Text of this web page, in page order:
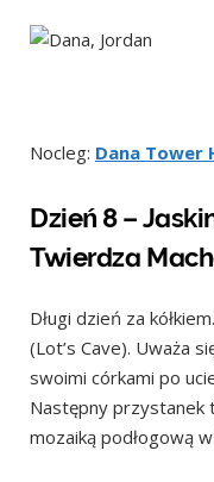
Nocleg: Dana Tower
Dzień 8 –
Twierdza
Długi dzień za
(Lot’s Cave). Uważa
swoimi córkami po
Następny przystanek
mozaiką podłogową